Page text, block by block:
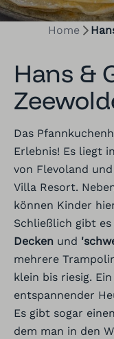
Home
Hans &
Das
Erlebnis! Es liegt
von Flevoland
Villa Resort.
können Kinder
Schließlich gibt es
Decken und
mehrere
klein bis riesig.
entspannender
Es gibt sogar
dem man in den